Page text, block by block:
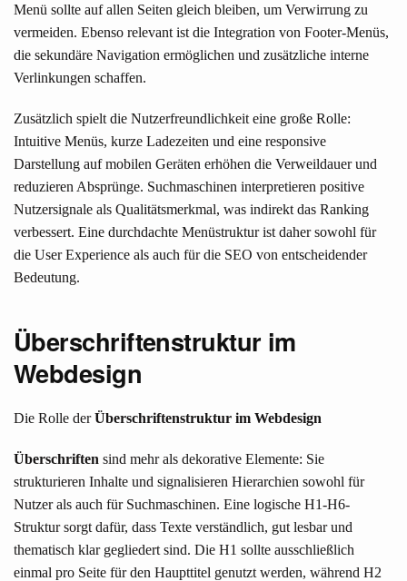
Menü sollte auf allen Seiten gleich bleiben, um Verwirrung zu
vermeiden. Ebenso relevant ist die Integration von Footer-Menüs,
die sekundäre Navigation ermöglichen und zusätzliche interne
Verlinkungen schaffen.
Zusätzlich spielt die Nutzerfreundlichkeit eine große Rolle:
Intuitive Menüs, kurze Ladezeiten und eine responsive
Darstellung auf mobilen Geräten erhöhen die Verweildauer und
reduzieren Absprünge. Suchmaschinen interpretieren positive
Nutzersignale als Qualitätsmerkmal, was indirekt das Ranking
verbessert. Eine durchdachte Menüstruktur ist daher sowohl für
die User Experience als auch für die SEO von entscheidender
Bedeutung.
Überschriftenstruktur im
Webdesign
Die Rolle derÜberschriftenstruktur im Webdesign
Überschriften sind mehr als dekorative Elemente: Sie
strukturieren Inhalte und signalisieren Hierarchien sowohl für
Nutzer als auch für Suchmaschinen. Eine logische H1-H6-
Struktur sorgt dafür, dass Texte verständlich, gut lesbar und
thematisch klar gegliedert sind. Die H1 sollte ausschließlich
einmal pro Seite für den Haupttitel genutzt werden, während H2